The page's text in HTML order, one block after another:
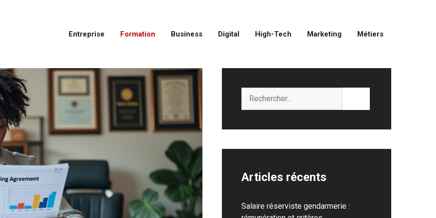
Entreprise Formation Business Digital High-Tech Marketing Métiers
Articles récents
Salaire réserviste gendarmerie :